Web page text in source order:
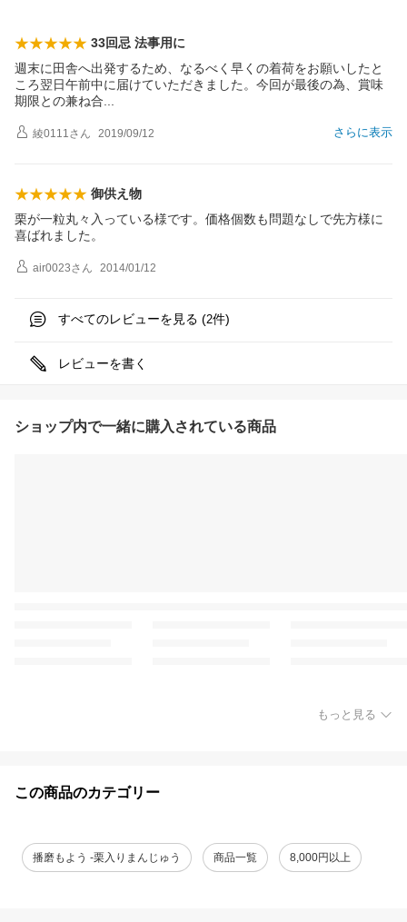
33回忌 法事用に
週末に田舎へ出発するため、なるべく早くの着荷をお願いしたと
ころ翌日午前中に届けていただきました。今回が最後の為、賞味
期限との兼ね合
さらに表示
綾0111さん 2019/09/12
御供え物
栗が一粒丸々入っている様です。価格個数も問題なしで先方様に
喜ばれました。
air0023さん 2014/01/12
すべてのレビューを見る (2件)
レビューを書く
ショップ内で一緒に購入されている商品
もっと見る
この商品のカテゴリー
播磨もよう -栗入りまんじゅう 商品一覧 8,000円以上